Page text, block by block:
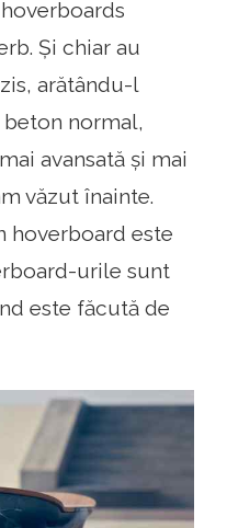
Și chiar au
arătându-l
beton normal,
avansată și mai
văzut înainte.
hoverboard este
urile sunt
este făcută de